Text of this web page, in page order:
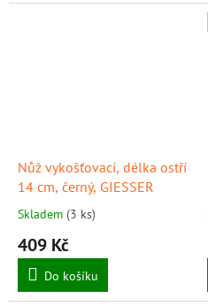
Nůž vykošťovací, délka ostří
14 cm, černý, GIESSER
Skladem (3 ks)
409 Kč
Do košíku